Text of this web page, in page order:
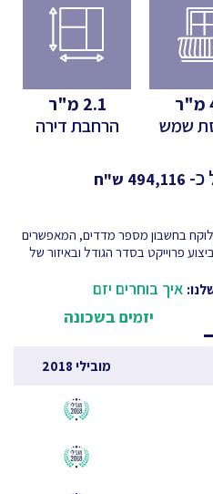
מ"ר
שמש
2.1 מ"ר
הרחבת דירה
כ-
ש"ח
בחשבון מספר מדדים, המאפשרים
פרוייקט בסדר הגודל ובאיזור של
איך בוחרים יזם
יזמים בשכונה
מובילי 2018